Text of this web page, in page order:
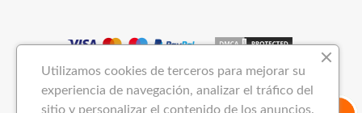
Copyright 2023 VIMAI NOW S.LTodos los derechos reservados.
Utilizamos cookies de terceros para mejorar su
experiencia de navegación, analizar el tráfico del
sitio y personalizar el contenido de los anuncios.